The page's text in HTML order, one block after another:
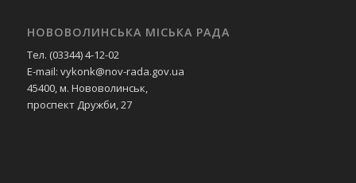
НОВОВОЛИНСЬКА МІСЬКА РАДА
Тел. (03344) 4-12-02
E-mail: vykonk@nov-rada.gov.ua
45400, м. Нововолинськ,
проспект Дружби, 27